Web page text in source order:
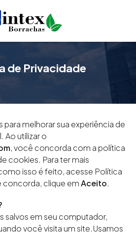
de Privacidade
melhorar sua experiência de
Ao utilizar o
, você concorda com a política
cookies. Para ter mais
isso é feito, acesse Política
clique emAceito.
salvos em seu computador,
você visita um site.Usamos